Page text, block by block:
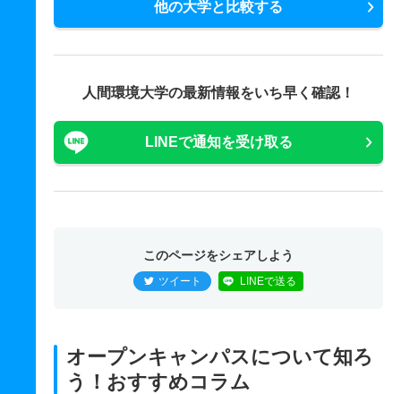
他の大学と比較する
人間環境大学の最新情報をいち早く確認！
LINEで通知を受け取る
このページをシェアしよう
ツイート LINEで送る
オープンキャンパスについて知ろ
う！おすすめコラム